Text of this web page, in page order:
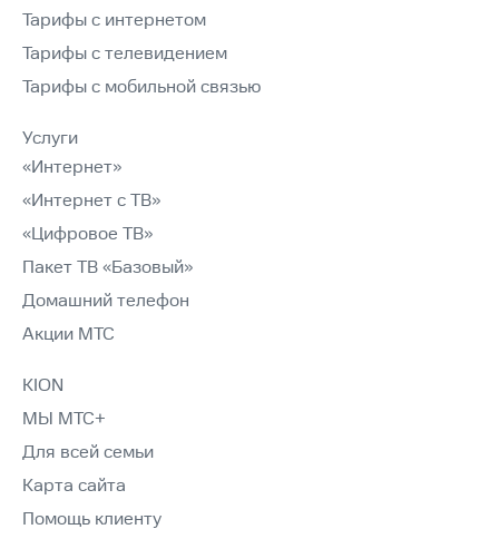
Тарифы с интернетом
Тарифы с телевидением
Тарифы с мобильной связью
Услуги
«Интернет»
«Интернет с ТВ»
«Цифровое ТВ»
Пакет ТВ «Базовый»
Домашний телефон
Акции МТС
KION
МЫ МТС+
Для всей семьи
Карта сайта
Помощь клиенту